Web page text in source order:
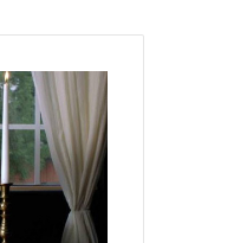
هدايا
غامضة
ووعد
قاتل
وغرفة
للإيجار
تكشف